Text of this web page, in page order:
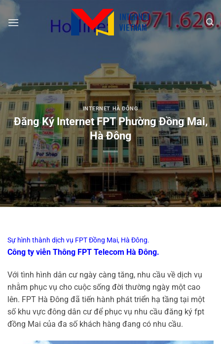
Chuyển
đến
nội
INTERNET HÀ ĐÔNG
Đăng Ký Internet FPT Phường Đồng Mai,
Hà Đông
Sự hình thành dịch vụ FPT Đồng Mai, Hà Đông.
Công ty viễn Thông FPT Telecom Hà Đông.
Với tình hình dân cư ngày càng tăng, nhu cầu về dịch vụ
nhằm phục vụ cho cuộc sống đời thường ngày một cao
lên. FPT Hà Đông đã tiến hành phát triển hạ tầng tại một
số khu vực đông dân cư để phục vụ nhu cầu đăng ký fpt
đồng Mai của đa số khách hàng đang có nhu cầu.